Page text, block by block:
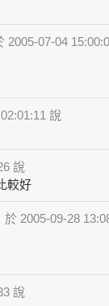
2005-07-04
說
說
較好
於 2005-09-28
說